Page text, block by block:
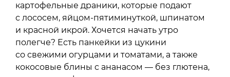
картофельные драники, которые подают
с лососем, яйцом-пятиминуткой, шпинатом
и красной икрой. Хочется начать утро
полегче? Есть панкейки из цукини
со свежими огурцами и томатами, а также
кокосовые блины с ананасом — без глютена,